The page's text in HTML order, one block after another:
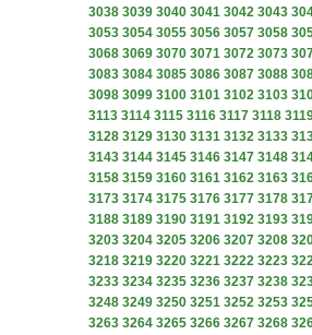
3038 3039 3040 3041 3042 3043
3053 3054 3055 3056 3057 3058
3068 3069 3070 3071 3072 3073
3083 3084 3085 3086 3087 3088
3098 3099 3100 3101 3102 3103
3113 3114 3115 3116 3117 3118
3128 3129 3130 3131 3132 3133
3143 3144 3145 3146 3147 3148
3158 3159 3160 3161 3162 3163
3173 3174 3175 3176 3177 3178
3188 3189 3190 3191 3192 3193
3203 3204 3205 3206 3207 3208
3218 3219 3220 3221 3222 3223
3233 3234 3235 3236 3237 3238
3248 3249 3250 3251 3252 3253
3263 3264 3265 3266 3267 3268